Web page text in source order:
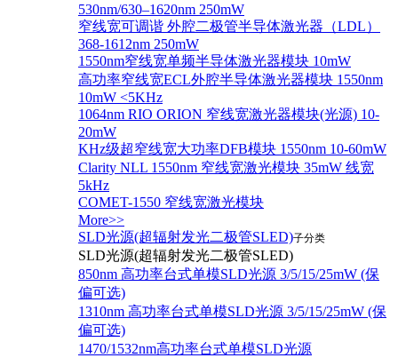
530nm/630–1620nm 250mW
窄线宽可调谐 外腔二极管半导体激光器（LDL）
368-1612nm 250mW
1550nm窄线宽单频半导体激光器模块 10mW
高功率窄线宽ECL外腔半导体激光器模块 1550nm
10mW <5KHz
1064nm RIO ORION 窄线宽激光器模块(光源) 10-
20mW
KHz级超窄线宽大功率DFB模块 1550nm 10-60mW
Clarity NLL 1550nm 窄线宽激光模块 35mW 线宽
5kHz
COMET-1550 窄线宽激光模块
More>>
SLD光源(超辐射发光二极管SLED)子分类
SLD光源(超辐射发光二极管SLED)
850nm 高功率台式单模SLD光源 3/5/15/25mW (保
偏可选)
1310nm 高功率台式单模SLD光源 3/5/15/25mW (保
偏可选)
1470/1532nm高功率台式单模SLD光源